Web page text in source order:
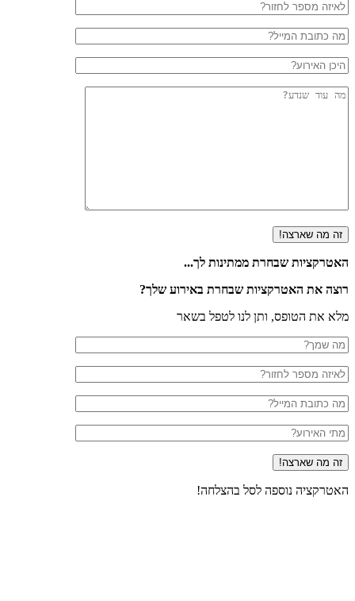
שבחרת ממתינות לך...
את האטרקציות שבחרת באירוע שלך?
את הטופס, ותן לנו לטפל בשאר
נוספה לסל בהצלחה!